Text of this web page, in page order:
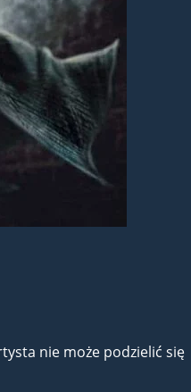
nie może podzielić się